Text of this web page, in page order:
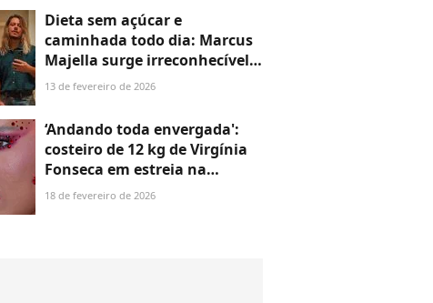
saúde em dia. 'Eu era gordo'
Dieta sem açúcar e
caminhada todo dia: Marcus
Majella surge irreconhecível e
impressiona com mudança
veja antes e depois em 35
fotos!
13 de fevereiro de 2026
‘Andando toda envergada':
costeiro de 12 kg de Virgínia
Fonseca em estreia na
Grande Rio divide opiniões;
18 de fevereiro de 2026